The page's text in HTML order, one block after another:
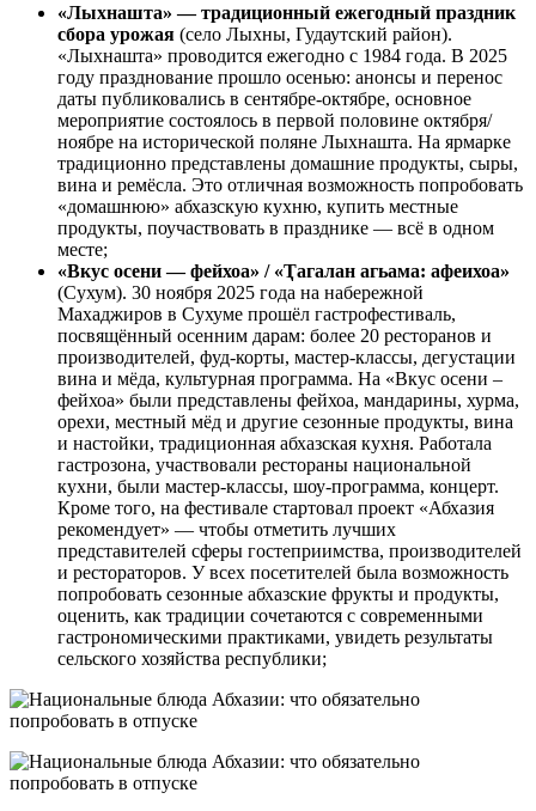
«Лыхнашта» — традиционный ежегодный праздник
сбора урожая (село Лыхны, Гудаутский район).
«Лыхнашта» проводится ежегодно с 1984 года. В 2025
году празднование прошло осенью: анонсы и перенос
даты публиковались в сентябре-октябре, основное
мероприятие состоялось в первой половине октября/
ноябре на исторической поляне Лыхнашта. На ярмарке
традиционно представлены домашние продукты, сыры,
вина и ремёсла. Это отличная возможность попробовать
«домашнюю» абхазскую кухню, купить местные
продукты, поучаствовать в празднике — всё в одном
месте;
«Вкус осени — фейхоа» / «Ҭагалан агьама: афеихоа»
(Сухум). 30 ноября 2025 года на набережной
Махаджиров в Сухуме прошёл гастрофестиваль,
посвящённый осенним дарам: более 20 ресторанов и
производителей, фуд-корты, мастер-классы, дегустации
вина и мёда, культурная программа. На «Вкус осени –
фейхоа» были представлены фейхоа, мандарины, хурма,
орехи, местный мёд и другие сезонные продукты, вина
и настойки, традиционная абхазская кухня. Работала
гастрозона, участвовали рестораны национальной
кухни, были мастер-классы, шоу-программа, концерт.
Кроме того, на фестивале стартовал проект «Абхазия
рекомендует» — чтобы отметить лучших
представителей сферы гостеприимства, производителей
и рестораторов. У всех посетителей была возможность
попробовать сезонные абхазские фрукты и продукты,
оценить, как традиции сочетаются с современными
гастрономическими практиками, увидеть результаты
сельского хозяйства республики;